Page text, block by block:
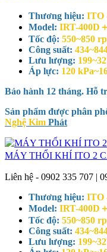
Thương hiệu: ITO
Model: IRT-400D
Tốc độ: 550~850
Công suất:
Lưu lượng:
Áp lực: 120
Bảo hành 12 tháng. Hỗ
Sản phẩm được phân
Nghệ Kim Phát
MÁY THỔI KHÍ ITO 2
Liên hệ - 0902 335 707 |
Thương hiệu: ITO
Model: IRT-400D
Tốc độ: 550~850
Công suất:
Lưu lượng: